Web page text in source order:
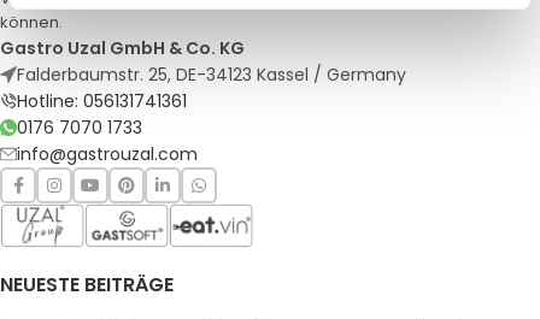
können.
Gastro Uzal GmbH & Co. KG
Falderbaumstr. 25, DE-34123 Kassel / Germany
Hotline: 056131741361
0176 7070 1733
info@gastrouzal.com
NEUESTE BEITRÄGE